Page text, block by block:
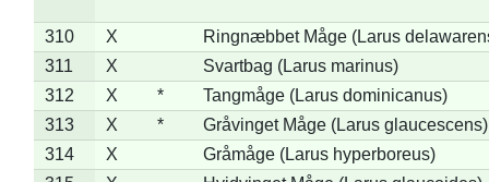
310 X
Ringnæbbet Måge (Larus
311
X
Svartbag (Larus marinus)
312
X *
Tangmåge (Larus dominicanus)
313
X *
Gråvinget Måge (Larus glaucescens)
314
X
Gråmåge (Larus hyperboreus)